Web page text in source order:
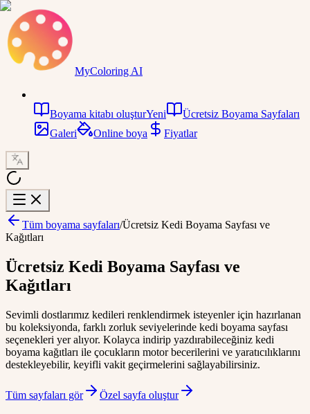
MyColoring AI
Boyama kitabı oluşturYeni
Ücretsiz Boyama Sayfaları
Galeri
Online boya Fiyatlar
Tüm boyama sayfaları/Ücretsiz Kedi Boyama Sayfası ve
Kağıtları
Ücretsiz Kedi Boyama Sayfası ve
Kağıtları
Sevimli dostlarımız kedileri renklendirmek isteyenler için hazırlanan
bu koleksiyonda, farklı zorluk seviyelerinde kedi boyama sayfası
seçenekleri yer alıyor. Kolayca indirip yazdırabileceğiniz kedi
boyama kağıtları ile çocukların motor becerilerini ve yaratıcılıklarını
destekleyebilir, keyifli vakit geçirmelerini sağlayabilirsiniz.
Tüm sayfaları gör Özel sayfa oluştur